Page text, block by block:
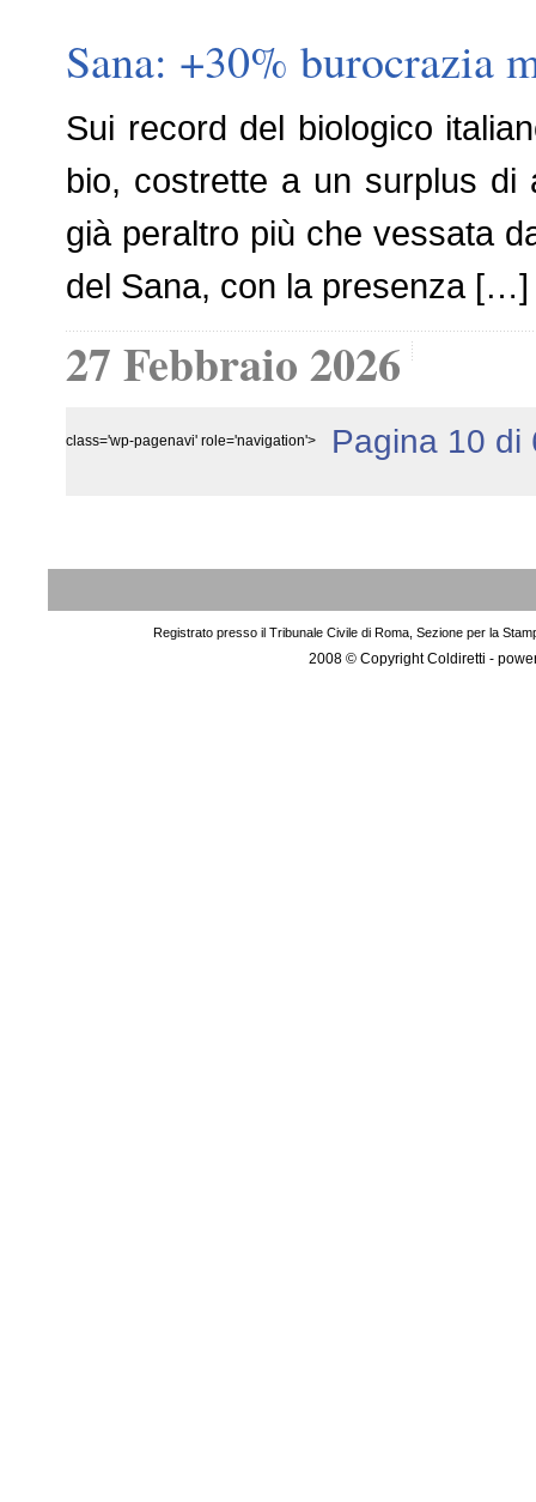
Sana: +30% burocrazia
Sui record del biologico
bio, costrette a un surplus di
già peraltro più che vessata
del Sana, con la presenza […]
27 Febbraio 2026
class='wp-pagenavi' role='navigation'> Pagina 10 di
Registrato presso il Tribunale Civile di Roma, Sezione per la
2008 © Copyright Coldiretti -